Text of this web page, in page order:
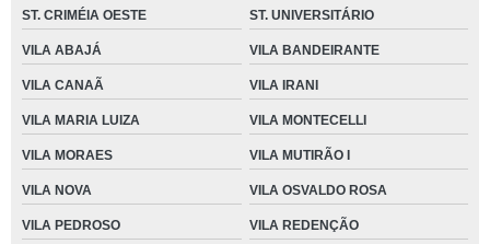
ST. CRIMÉIA OESTE ST. UNIVERSITÁRIO
VILA ABAJÁ VILA BANDEIRANTE
VILA CANAÃ VILA IRANI
VILA MARIA LUIZA VILA MONTECELLI
VILA MORAES VILA MUTIRÃO I
VILA NOVA VILA OSVALDO ROSA
VILA PEDROSO VILA REDENÇÃO